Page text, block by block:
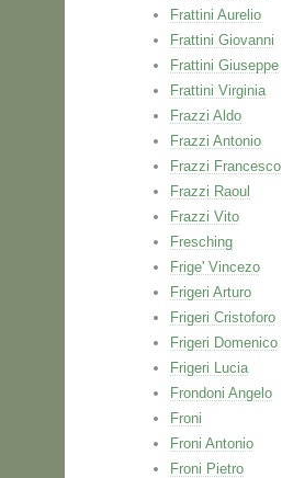
Frattini Aurelio
Frattini Giovanni
Frattini Giuseppe
Frattini Virginia
Frazzi Aldo
Frazzi Antonio
Frazzi Francesco
Frazzi Raoul
Frazzi Vito
Fresching
Frige' Vincezo
Frigeri Arturo
Frigeri Cristoforo
Frigeri Domenico
Frigeri Lucia
Frondoni Angelo
Froni
Froni Antonio
Froni Pietro